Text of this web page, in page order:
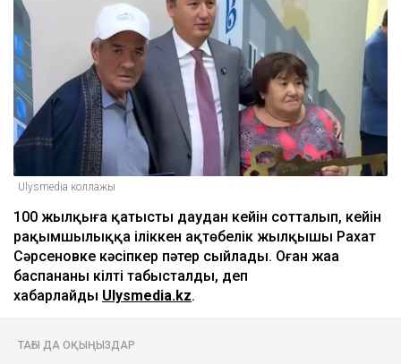
Ulysmedia коллажы
100 жылқыға қатысты даудан кейін сотталып, кейін
рақымшылыққа іліккен ақтөбелік жылқышы Рахат
Сәрсеновке кәсіпкер пәтер сыйлады. Оған жаңа
баспананың кілті табысталды, деп
хабарлайды Ulysmedia.kz.
ТАҒЫ ДА ОҚЫҢЫЗДАР